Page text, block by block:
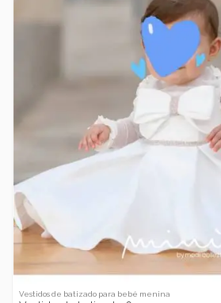
Vestidos de batizado para bebé menina